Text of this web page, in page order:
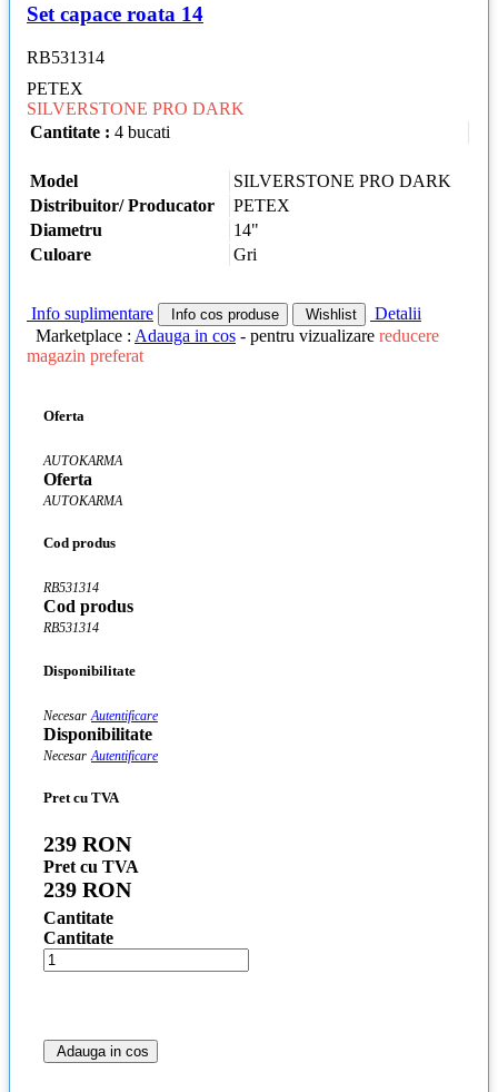
Set capace roata 14
RB531314
PETEX
SILVERSTONE PRO DARK
Cantitate : 4 bucati
Model
SILVERSTONE PRO DARK
Distribuitor/ Producator
PETEX
Diametru
14"
Culoare
Gri
Info suplimentare Info cos produse Wishlist
Detalii
Marketplace : Adauga in cos - pentru vizualizare reducere
magazin preferat
Oferta
AUTOKARMA
Oferta
AUTOKARMA
Cod produs
RB531314
Cod produs
RB531314
Disponibilitate
Necesar Autentificare
Disponibilitate
Necesar Autentificare
Pret cu TVA
239 RON
Pret cu TVA
239 RON
Cantitate
Cantitate
Adauga in cos